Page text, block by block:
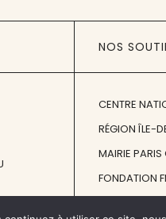
NOS
CENTRE
RÉGION ÎLE-
MAIRIE PARIS
FONDATION